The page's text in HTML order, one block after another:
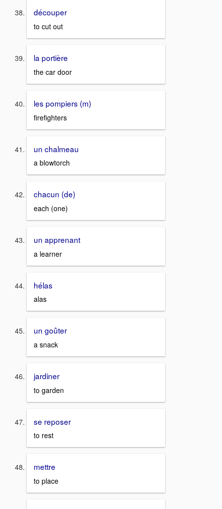
découper
to cut out
la portière
the car door
les pompiers (m)
firefighters
un chalmeau
a blowtorch
chacun (de)
each (one)
un apprenant
a learner
hélas
alas
un goûter
a snack
jardiner
to garden
se reposer
to rest
mettre
to place